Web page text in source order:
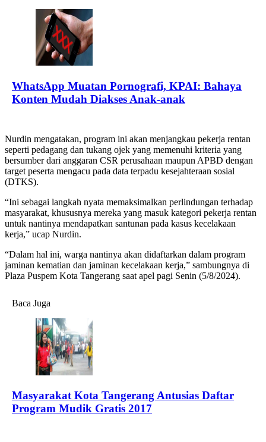
WhatsApp Muatan Pornografi, KPAI: Bahaya
Konten Mudah Diakses Anak-anak
Nurdin mengatakan, program ini akan menjangkau pekerja rentan
seperti pedagang dan tukang ojek yang memenuhi kriteria yang
bersumber dari anggaran CSR perusahaan maupun APBD dengan
target peserta mengacu pada data terpadu kesejahteraan sosial
(DTKS).
“Ini sebagai langkah nyata memaksimalkan perlindungan terhadap
masyarakat, khususnya mereka yang masuk kategori pekerja rentan
untuk nantinya mendapatkan santunan pada kasus kecelakaan
kerja,” ucap Nurdin.
“Dalam hal ini, warga nantinya akan didaftarkan dalam program
jaminan kematian dan jaminan kecelakaan kerja,” sambungnya di
Plaza Puspem Kota Tangerang saat apel pagi Senin (5/8/2024).
Baca Juga
Masyarakat Kota Tangerang Antusias Daftar
Program Mudik Gratis 2017